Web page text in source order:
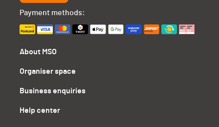
About MSO
Organiser space
Business enquiries
Help center
Payment methods: